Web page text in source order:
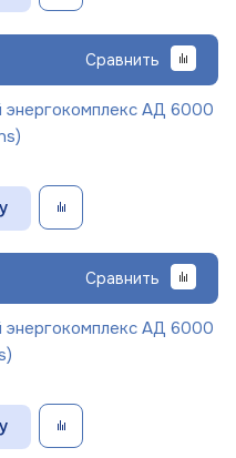
Сравнить
энергокомплекс АД 6000
Сравнить
энергокомплекс АД 6000